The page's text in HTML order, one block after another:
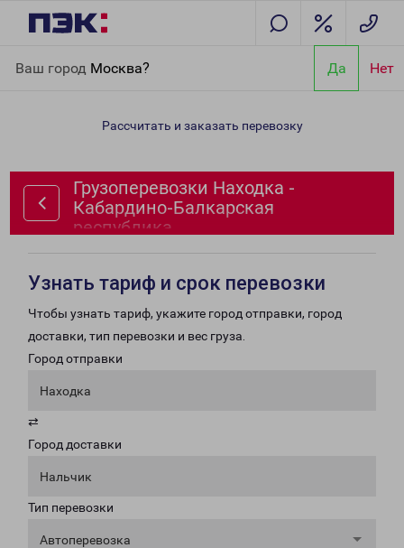
Ваш город Москва? Да Нет
Балкарская республика
Рассчитать и заказать перевозку
Грузоперевозки Находка -
Кабардино-Балкарская
республика
Узнать тариф и срок перевозки
Чтобы узнать тариф, укажите город отправки, город
доставки, тип перевозки и вес груза.
Город отправки
Находка
⇄
Город доставки
Нальчик
Тип перевозки
Автоперевозка